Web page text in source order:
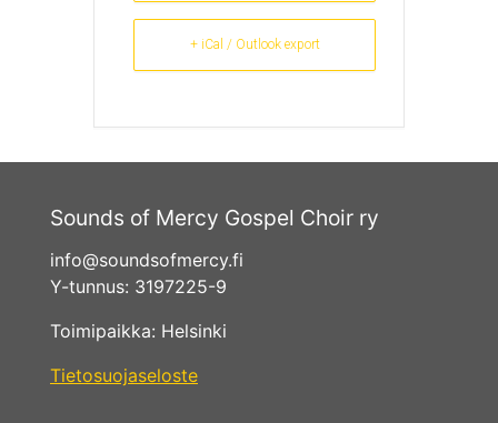
+ iCal / Outlook export
Sounds of Mercy Gospel Choir ry
info@soundsofmercy.fi
Y-tunnus: 3197225-9
Toimipaikka: Helsinki
Tietosuojaseloste